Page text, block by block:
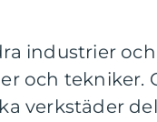
industrier
och tekniker.
verkstäder